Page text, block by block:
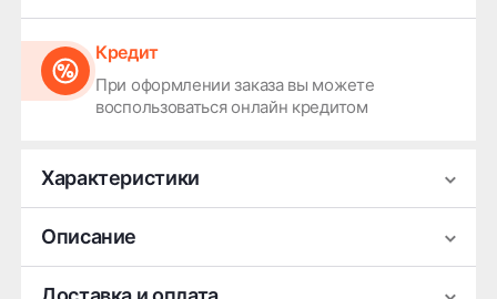
Кредит
При оформлении заказа вы можете
воспользоваться онлайн кредитом
Характеристики
Производитель
Ширина
7.5
Диаметр
19
Описание
Легковой литой диск КиК Галего (матовый чёрный